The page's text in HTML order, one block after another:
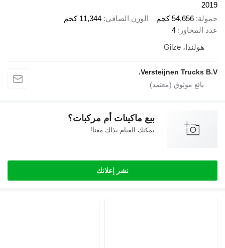
2019
حمولة 54,656 كجم الوزن الصافي 11,344 كجم
عدد المحاور
4
هولندا، Gilze
Versteijnen Trucks B.V.
بيع ماكينات أم مركبات؟
يمكنك القيام بذلك معنا!
نشر إعلانك